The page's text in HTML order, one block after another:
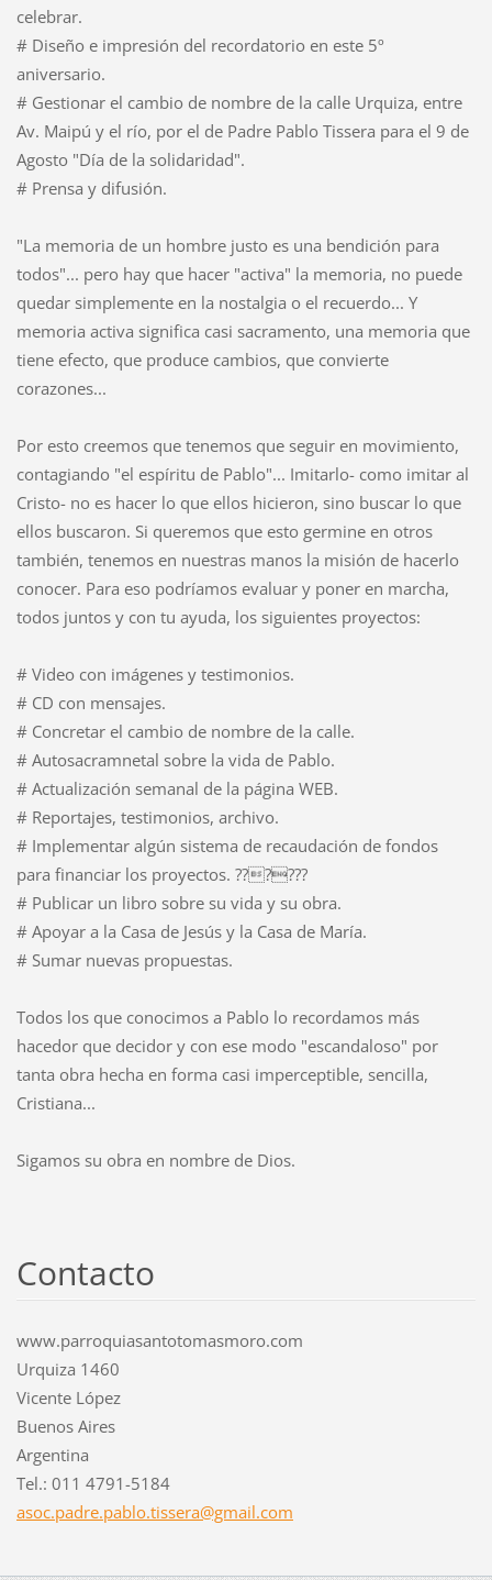
celebrar.
# Diseño e impresión del recordatorio en este 5º
aniversario.
# Gestionar el cambio de nombre de la calle Urquiza, entre
Av. Maipú y el río, por el de Padre Pablo Tissera para el 9 de
Agosto "Día de la solidaridad".
# Prensa y difusión.
"La memoria de un hombre justo es una bendición para
todos"... pero hay que hacer "activa" la memoria, no puede
quedar simplemente en la nostalgia o el recuerdo... Y
memoria activa significa casi sacramento, una memoria que
tiene efecto, que produce cambios, que convierte
corazones...
Por esto creemos que tenemos que seguir en movimiento,
contagiando "el espíritu de Pablo"... Imitarlo- como imitar al
Cristo- no es hacer lo que ellos hicieron, sino buscar lo que
ellos buscaron. Si queremos que esto germine en otros
también, tenemos en nuestras manos la misión de hacerlo
conocer. Para eso podríamos evaluar y poner en marcha,
todos juntos y con tu ayuda, los siguientes proyectos:
# Video con imágenes y testimonios.
# CD con mensajes.
# Concretar el cambio de nombre de la calle.
# Autosacramnetal sobre la vida de Pablo.
# Actualización semanal de la página WEB.
# Reportajes, testimonios, archivo.
# Implementar algún sistema de recaudación de fondos
para financiar los proyectos. ??????
# Publicar un libro sobre su vida y su obra.
# Apoyar a la Casa de Jesús y la Casa de María.
# Sumar nuevas propuestas.
Todos los que conocimos a Pablo lo recordamos más
hacedor que decidor y con ese modo "escandaloso" por
tanta obra hecha en forma casi imperceptible, sencilla,
Cristiana...
Sigamos su obra en nombre de Dios.
Contacto
www.parroquiasantotomasmoro.com
Urquiza 1460
Vicente López
Buenos Aires
Argentina
Tel.: 011 4791-5184
asoc.padre.pablo.tissera@gmail.com